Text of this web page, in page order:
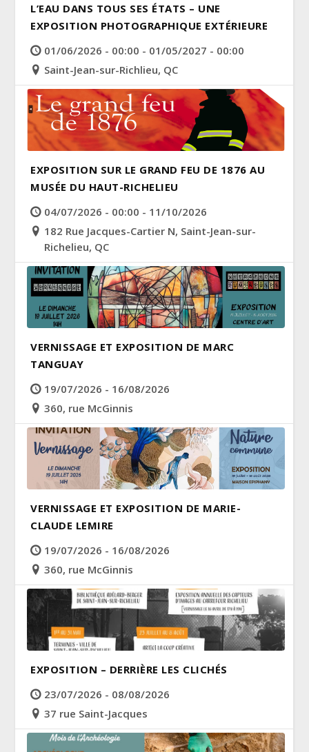
L’EAU DANS TOUS SES ÉTATS – UNE
EXPOSITION PHOTOGRAPHIQUE EXTÉRIEURE
01/06/2026 - 00:00 - 01/05/2027 - 00:00
Saint-Jean-sur-Richlieu, QC
EXPOSITION SUR LE GRAND FEU DE 1876 AU
MUSÉE DU HAUT-RICHELIEU
04/07/2026 - 00:00 - 11/10/2026
182 Rue Jacques-Cartier N, Saint-Jean-sur-
Richelieu, QC
VERNISSAGE ET EXPOSITION DE MARC
TANGUAY
19/07/2026 - 16/08/2026
360, rue McGinnis
VERNISSAGE ET EXPOSITION DE MARIE-
CLAUDE LEMIRE
19/07/2026 - 16/08/2026
360, rue McGinnis
EXPOSITION – DERRIÈRE LES CLICHÉS
23/07/2026 - 08/08/2026
37 rue Saint-Jacques